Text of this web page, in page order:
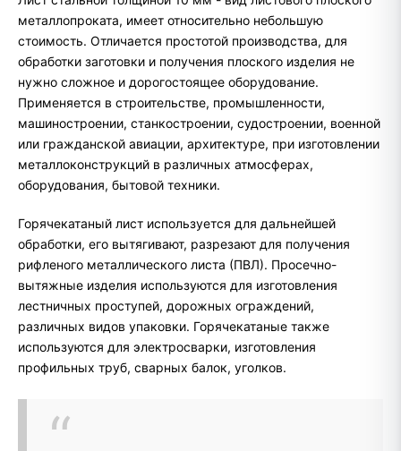
металлопроката, имеет относительно небольшую
стоимость. Отличается простотой производства, для
обработки заготовки и получения плоского изделия не
нужно сложное и дорогостоящее оборудование.
Применяется в строительстве, промышленности,
машиностроении, станкостроении, судостроении, военной
или гражданской авиации, архитектуре, при изготовлении
металлоконструкций в различных атмосферах,
оборудования, бытовой техники.
Горячекатаный лист используется для дальнейшей
обработки, его вытягивают, разрезают для получения
рифленого металлического листа (ПВЛ). Просечно-
вытяжные изделия используются для изготовления
лестничных проступей, дорожных ограждений,
различных видов упаковки. Горячекатаные также
используются для электросварки, изготовления
профильных труб, сварных балок, уголков.